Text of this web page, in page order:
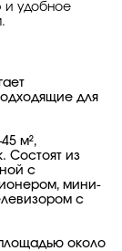
и удобное
для
м²,
Состоят из
с
мини-
с
около